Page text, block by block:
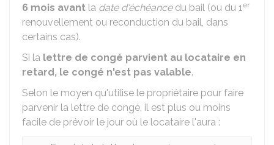
6 mois avant la date d'échéancedu bail (ou du 1er
renouvellement ou reconduction du bail, dans
certains cas).
Si la lettre de congé parvient au locataire en
retard, le congé n'est pas valable.
Selon le moyen qu'utilise le propriétaire pour faire
parvenir la lettre de congé, il est plus ou moins
facile de prévoir le jour où le locataire l'aura :